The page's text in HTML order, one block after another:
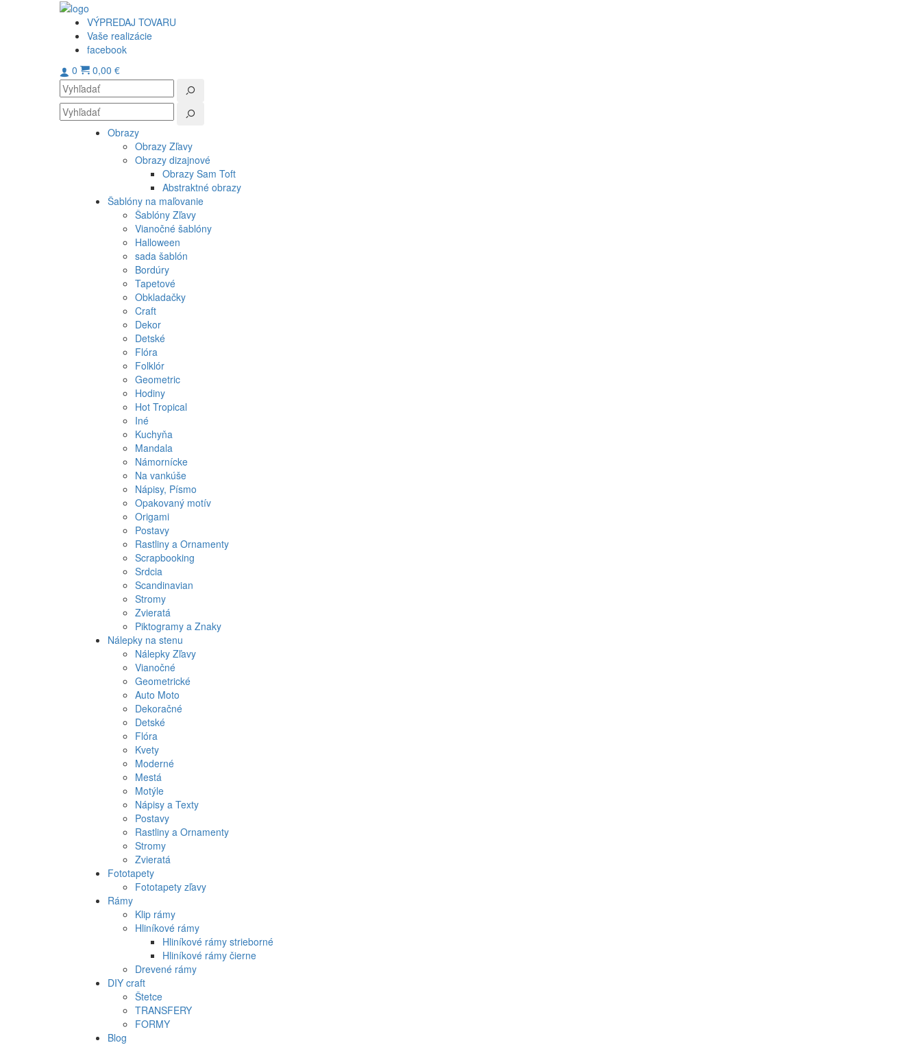
VÝPREDAJ TOVARU
Vaše realizácie
facebook
0
0,00 €
Obrazy
Obrazy Zľavy
Obrazy dizajnové
Obrazy Sam Toft
Abstraktné obrazy
Šablóny na maľovanie
Šablóny Zľavy
Vianočné šablóny
Halloween
sada šablón
Bordúry
Tapetové
Obkladačky
Craft
Dekor
Detské
Flóra
Folklór
Geometric
Hodiny
Hot Tropical
Iné
Kuchyňa
Mandala
Námornícke
Na vankúše
Nápisy, Písmo
Opakovaný motív
Origami
Postavy
Rastliny a Ornamenty
Scrapbooking
Srdcia
Scandinavian
Stromy
Zvieratá
Piktogramy a Znaky
Nálepky na stenu
Nálepky Zľavy
Vianočné
Geometrické
Auto Moto
Dekoračné
Detské
Flóra
Kvety
Moderné
Mestá
Motýle
Nápisy a Texty
Postavy
Rastliny a Ornamenty
Stromy
Zvieratá
Fototapety
Fototapety zľavy
Rámy
Klip rámy
Hliníkové rámy
Hliníkové rámy strieborné
Hliníkové rámy čierne
Drevené rámy
DIY craft
Štetce
TRANSFERY
FORMY
Blog